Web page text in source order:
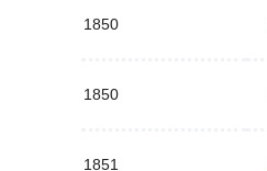
1850
1850
1851